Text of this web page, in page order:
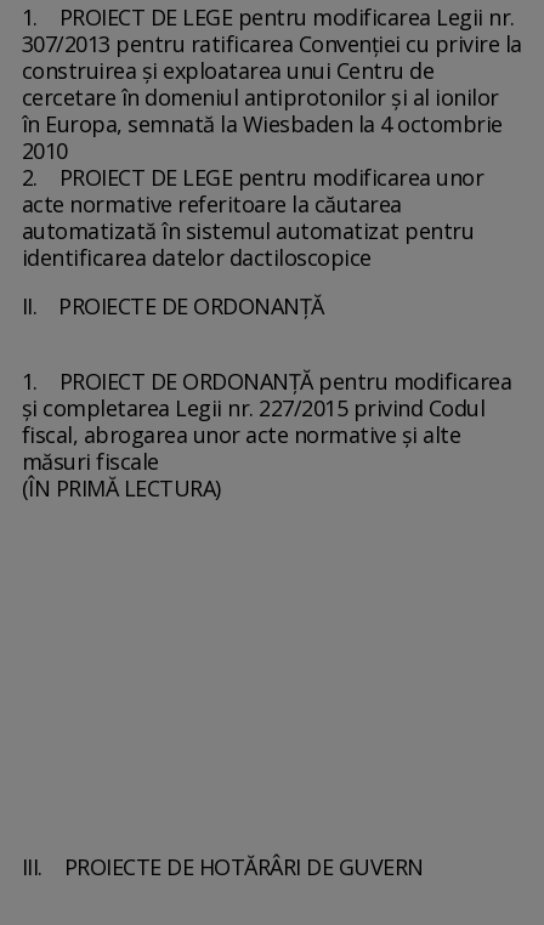
1. PROIECT DE LEGE pentru modificarea Legii nr.
307/2013 pentru ratificarea Convenţiei cu privire la
construirea şi exploatarea unui Centru de
cercetare în domeniul antiprotonilor şi al ionilor
în Europa, semnată la Wiesbaden la 4 octombrie
2010
2. PROIECT DE LEGE pentru modificarea unor
acte normative referitoare la căutarea
automatizată în sistemul automatizat pentru
identificarea datelor dactiloscopice
II. PROIECTE DE ORDONANȚĂ
1. PROIECT DE ORDONANȚĂ pentru modificarea
şi completarea Legii nr. 227/2015 privind Codul
fiscal, abrogarea unor acte normative şi alte
măsuri fiscale
(ÎN PRIMĂ LECTURA)
III. PROIECTE DE HOTĂRÂRI DE GUVERN